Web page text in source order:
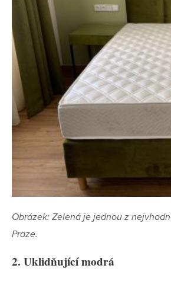
Obrázek: Zelená je jednou z
Praze.
2. Uklidňující modrá